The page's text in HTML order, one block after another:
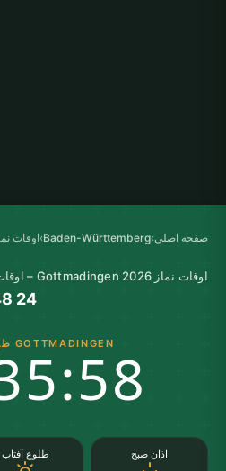
صفحه اصلی›
Baden-Württemberg
›
اوقات نماز Gottmadingen 2026 – اوقات شرعی آلمان
24 Safer 1448
GOTTMADINGEN ظهر وقت نماز
اذان صبح طلوع آفتاب